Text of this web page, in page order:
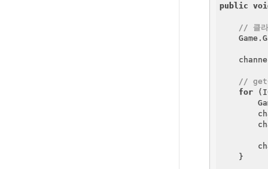
public
// 클라
//
for
    }